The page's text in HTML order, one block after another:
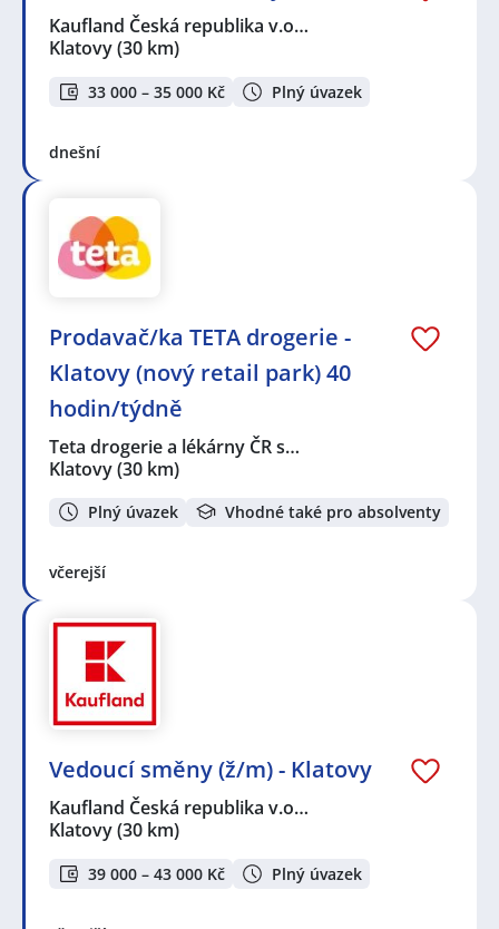
Kaufland Česká republika v.o…
Klatovy(30 km)
33 000 – 35 000 Kč Plný úvazek
dnešní
Prodavač/ka TETA drogerie -
Klatovy (nový retail park) 40
hodin/týdně
Teta drogerie a lékárny ČR s…
Klatovy(30 km)
Plný úvazek Vhodné také pro absolventy
včerejší
Vedoucí směny (ž/m) - Klatovy
Kaufland Česká republika v.o…
Klatovy(30 km)
39 000 – 43 000 Kč Plný úvazek